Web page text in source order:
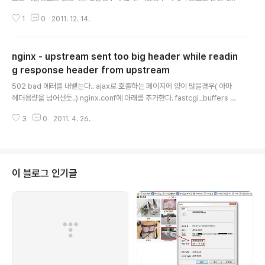
0.00.0; xxx proxy_intercept_errors on; error_page 403 /403.jpg;
1 0 2011. 12. 14.
nginx - upstream sent too big header while readin
g response header from upstream
502 bad 에러를 내뱉는다.. ajax로 호출하는 페이지에 양이 많을경우( 아마
헤더용량을 넘어선듯..) nginx.conf에 아래를 추가한다. fastcgi_buffers 4
인가. 암튼..ㅋ
3 0 2011. 4. 26.
이 블로그 인기글